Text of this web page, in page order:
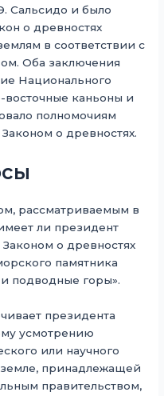
Сальсидо и было
о древностях
в соответствии с
Оба заключения
Национального
восточные каньоны и
полномочиям
о древностях.
рассматриваемым в
ли президент
о древностях
памятника
подводные горы».
президента
усмотрению
или научного
принадлежащей
правительством,